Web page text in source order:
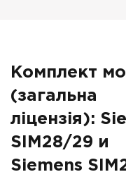
Комплект
(загальна
ліцензія):
SIM28/29 и
Siemens